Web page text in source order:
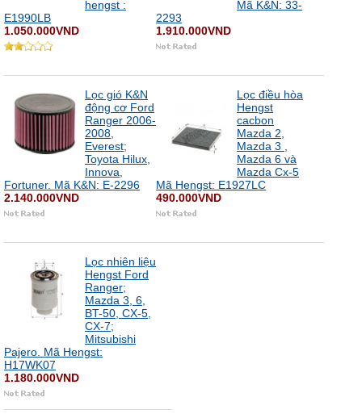
hengst :
E1990LB
1.050.000VND
Mã K&N: 33-
2293
1.910.000VND
Lọc gió K&N
động cơ Ford
Ranger 2006-
2008,
Everest;
Toyota Hilux,
Innova,
Fortuner. Mã K&N: E-2296
2.140.000VND
Lọc điều hòa
Hengst
cacbon
Mazda 2,
Mazda 3 ,
Mazda 6 và
Mazda Cx-5
Mã Hengst: E1927LC
490.000VND
Lọc nhiên liệu
Hengst Ford
Ranger;
Mazda 3, 6,
BT-50, CX-5,
CX-7;
Mitsubishi
Pajero. Mã Hengst:
H17WK07
1.180.000VND